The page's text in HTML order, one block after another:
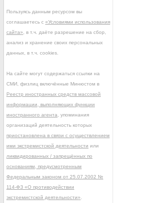
Пользуясь данным ресурсом вы
соглашаетесь с «Условиями использования
сайта» , в т.ч. даёте разрешение на сбор,
анализ и хранение своих персональных
данных, в т.ч. cookies.
На сайте могут содержаться ссылки на
СМИ, физлиц включённые Минюстом в
Реестр иностранных средств массовой
информации, выполняющих функции
иностранного агента , упоминания
организаций деятельность которых
приостановлена в связи с осуществлением
ими экстремистской деятельности или
ликвидированных / запрещённых по
основаниям, предусмотренным
Федеральным законом от 25.07.2002 №
114-ФЗ «О противодействии
экстремистской деятельности»